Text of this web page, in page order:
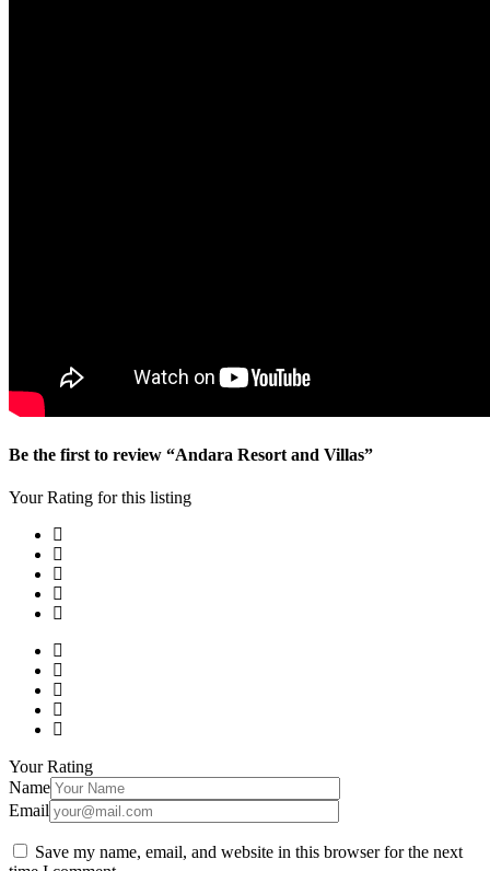
Be the first to review “Andara Resort and Villas”
Your Rating for this listing
Your Rating
Name
Email
Save my name, email, and website in this browser for the next